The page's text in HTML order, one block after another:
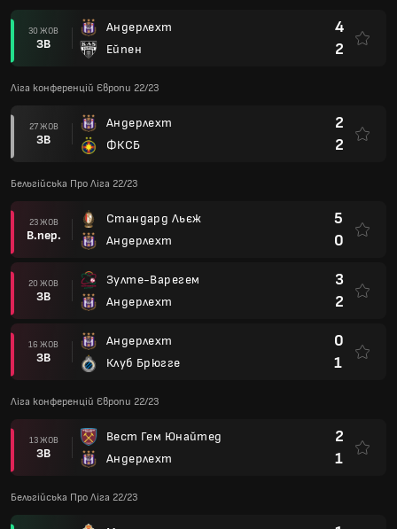
30 ЖОВ
ЗВ
Андерлехт
Ейпен
4
2
Ліга конференцій Європи 22/23
27 ЖОВ
ЗВ
Андерлехт
ФКСБ
2
2
Бельгійська Про Ліга 22/23
23 ЖОВ
В.пер.
Стандард Льєж
Андерлехт
5
0
20 ЖОВ
ЗВ
Зулте-Варегем
Андерлехт
3
2
16 ЖОВ
ЗВ
Андерлехт
Клуб Брюгге
0
1
Ліга конференцій Європи 22/23
13 ЖОВ
ЗВ
Вест Гем Юнайтед
Андерлехт
2
1
Бельгійська Про Ліга 22/23